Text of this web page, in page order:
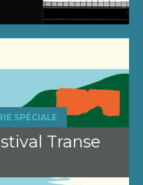
SPÉCIALE
Transe